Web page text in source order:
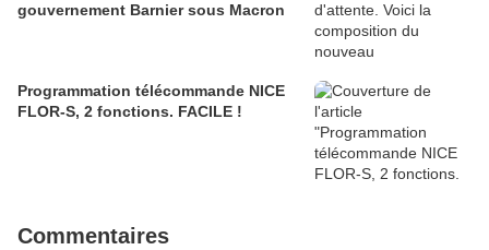
gouvernement Barnier sous Macron
Programmation télécommande NICE
FLOR-S, 2 fonctions. FACILE !
Commentaires